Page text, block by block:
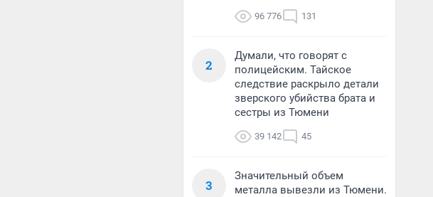
96 776 131
2
Думали, что говорят с
полицейским. Тайское
следствие раскрыло детали
зверского убийства брата и
сестры из Тюмени
39 142 45
3
Значительный объем
металла вывезли из Тюмени.